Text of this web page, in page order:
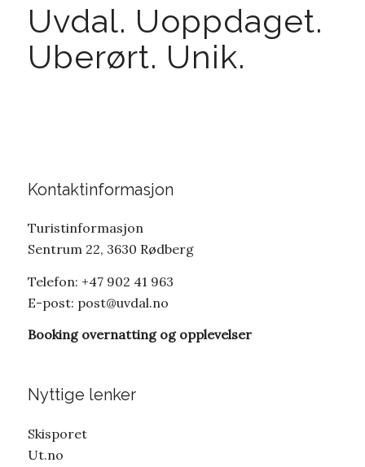
Uvdal. Uoppdaget.
Uberørt. Unik.
Kontaktinformasjon
Turistinformasjon
Sentrum 22, 3630 Rødberg
Telefon: +47 902 41 963
E-post: post@uvdal.no
Booking overnatting og opplevelser
Nyttige lenker
Skisporet
Ut.no